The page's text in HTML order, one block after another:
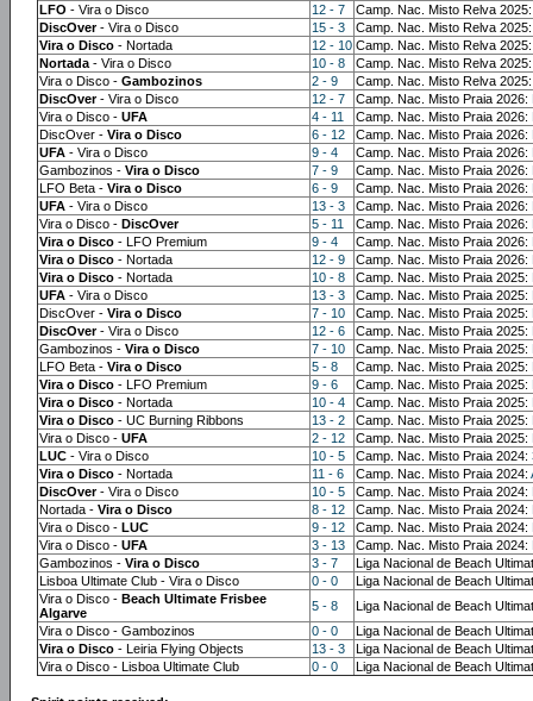
LFO - Vira o Disco 12 - 7
Camp. Nac. Misto Relva
DiscOver- Vira o Disco 15 - 3
Camp. Nac. Misto Relva
Vira o Disco - Nortada 12 - 10 Camp. Nac. Misto Relva
Nortada - Vira o Disco 10 - 8
Camp. Nac. Misto Relva
Vira o Disco - Gambozinos 2 - 9
Camp. Nac. Misto Relva
DiscOver- Vira o Disco 12 - 7 Camp. Nac. Misto Praia 2026:
Vira o Disco - UFA 4 - 11 Camp. Nac. Misto Praia 2026:
DiscOver - Vira o Disco 6 - 12 Camp. Nac. Misto Praia 2026:
UFA - Vira o Disco 9 - 4 Camp. Nac. Misto Praia 2026:
Gambozinos - Vira o Disco 7 - 9 Camp. Nac. Misto Praia 2026:
LFO Beta - Vira o Disco 6 - 9 Camp. Nac. Misto Praia 2026:
UFA - Vira o Disco 13 - 3 Camp. Nac. Misto Praia 2026:
Vira o Disco - DiscOver 5 - 11 Camp. Nac. Misto Praia 2026:
Vira o Disco - LFO Premium 9 - 4 Camp. Nac. Misto Praia 2026:
Vira o Disco - Nortada 12 - 9 Camp. Nac. Misto Praia 2026:
Vira o Disco - Nortada 10 - 8 Camp. Nac. Misto Praia 2025:
UFA - Vira o Disco 13 - 3 Camp. Nac. Misto Praia 2025:
DiscOver - Vira o Disco 7 - 10 Camp. Nac. Misto Praia 2025:
DiscOver- Vira o Disco 12 - 6 Camp. Nac. Misto Praia 2025:
Gambozinos - Vira o Disco 7 - 10 Camp. Nac. Misto Praia 2025:
LFO Beta - Vira o Disco 5 - 8 Camp. Nac. Misto Praia 2025:
Vira o Disco - LFO Premium 9 - 6 Camp. Nac. Misto Praia 2025:
Vira o Disco - Nortada 10 - 4 Camp. Nac. Misto Praia 2025:
Vira o Disco - UC Burning Ribbons 13 - 2 Camp. Nac. Misto Praia 2025:
Vira o Disco - UFA 2 - 12 Camp. Nac. Misto Praia 2025:
LUC - Vira o Disco 10 - 5 Camp. Nac. Misto Praia 2024:
Vira o Disco - Nortada 11 - 6 Camp. Nac. Misto Praia 2024:
DiscOver- Vira o Disco 10 - 5 Camp. Nac. Misto Praia 2024:
Nortada - Vira o Disco 8 - 12 Camp. Nac. Misto Praia 2024:
Vira o Disco - LUC 9 - 12 Camp. Nac. Misto Praia 2024:
Vira o Disco - UFA 3 - 13 Camp. Nac. Misto Praia 2024:
Gambozinos - Vira o Disco 3 - 7
Liga Nacional de Beach
Lisboa Ultimate Club - Vira o Disco
0 - 0
Liga Nacional de Beach
Vira o Disco - Beach Ultimate Frisbee
Algarve
5 - 8
Liga Nacional de Beach
Vira o Disco - Gambozinos
0 - 0
Liga Nacional de Beach
Vira o Disco - Leiria Flying Objects 13 - 3
Liga Nacional de Beach
Vira o Disco - Lisboa Ultimate Club
0 - 0 Liga Nacional de Beach